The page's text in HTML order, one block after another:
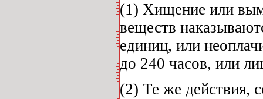
(1) Хищение или
веществ
единиц, или
до 240 часов, или
(2) Те же действия,